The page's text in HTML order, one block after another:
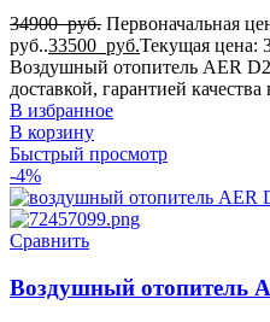
34900руб. Первоначальная
руб..33500 руб.Текущая цена:
Воздушный отопитель AER
доставкой, гарантией
В избранное
В корзину
Быстрый просмотр
-4%
Сравнить
Воздушный отопитель